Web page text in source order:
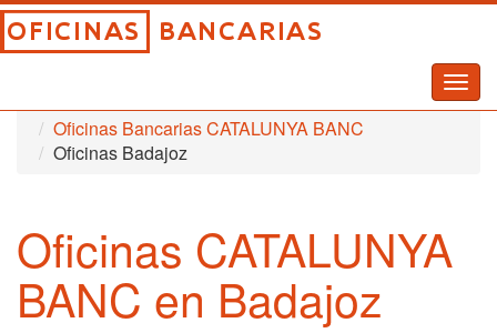
Inicio
Oficinas Bancarias
Oficinas Bancarias CATALUNYA BANC
Oficinas Badajoz
Oficinas CATALUNYA
BANC en Badajoz